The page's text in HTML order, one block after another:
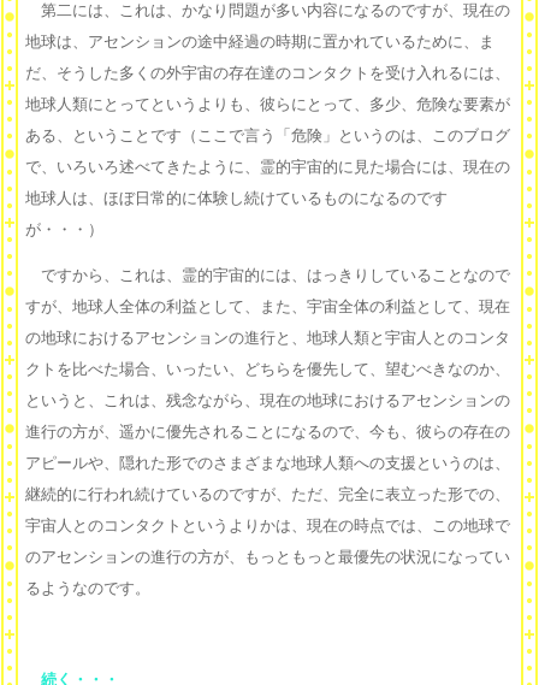
第二には、これは、かなり問題が多い内容になるのですが、現在の
地球は、アセンションの途中経過の時期に置かれているために、ま
だ、そうした多くの外宇宙の存在達のコンタクトを受け入れるには、
地球人類にとってというよりも、彼らにとって、多少、危険な要素が
ある、ということです（ここで言う「危険」というのは、このブログ
で、いろいろ述べてきたように、霊的宇宙的に見た場合には、現在の
地球人は、ほぼ日常的に体験し続けているものになるのです
が・・・）
ですから、これは、霊的宇宙的には、はっきりしていることなので
すが、地球人全体の利益として、また、宇宙全体の利益として、現在
の地球におけるアセンションの進行と、地球人類と宇宙人とのコンタ
クトを比べた場合、いったい、どちらを優先して、望むべきなのか、
というと、これは、残念ながら、現在の地球におけるアセンションの
進行の方が、遥かに優先されることになるので、今も、彼らの存在の
アピールや、隠れた形でのさまざまな地球人類への支援というのは、
継続的に行われ続けているのですが、ただ、完全に表立った形での、
宇宙人とのコンタクトというよりかは、現在の時点では、この地球で
のアセンションの進行の方が、もっともっと最優先の状況になってい
るようなのです。
続く・・・